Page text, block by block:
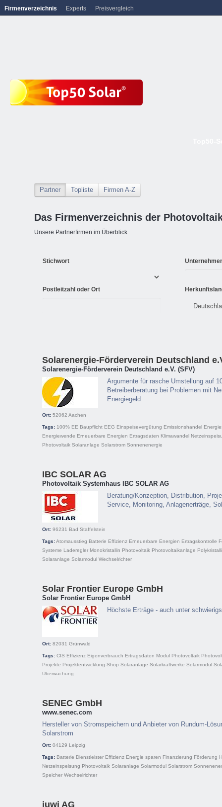
Partner Topliste Firmen A-Z
Das Firmenverzeichnis der
Unsere Partnerfirmen im Überblick
Stichwort
Postleitzahl oder Ort
Solarenergie-Förderverein Deutschland
Solarenergie-Förderverein Deutschland e.V. (SFV)
Argumente für rasche Umstellung auf
Betreiberberatung bei Problemen mit
Energiegeld
Ort: 52062 Aachen
Tags: 100% EE Baupflicht EEG Einspeisevergütung Emissionshandel
Energiewende Erneuerbare Energien Ertragsdaten Klimawandel
Photovoltaik Solaranlage Solarstrom Sonnenenergie
IBC SOLAR AG
Photovoltaik Systemhaus IBC SOLAR AG
Beratung/Konzeption, Distribution,
Service, Monitoring, Anlagenerträge,
Ort: 96231 Bad Staffelstein
Tags:Atomausstieg Batterie Effizienz Erneuerbare Energien Ertragskontrolle
Systeme Laderegler Monokristallin Photovoltaik Photovoltaikanlage
Solaranlage Solarmodul Wechselrichter
Solar Frontier Europe GmbH
Solar Frontier Europe GmbH
Höchste Erträge - auch unter
Ort: 82031 Grünwald
Tags: CIS Effizienz Eigenverbrauch Ertragsdaten Modul Photovoltaik
Projekte Projektentwicklung Shop Solaranlage Solarkraftwerke Solarmodul
Überwachung
SENEC GmbH
www.senec.com
Hersteller von Stromspeichern und Anbieter von Rundum-
Solarstrom
Ort: 04129 Leipzig
Tags: Batterie Dienstleister Effizienz Energie sparen Finanzierung Förderung
Netzeinspeisung Photovoltaik Solaranlage Solarmodul Solarstrom
Speicher Wechselrichter
juwi AG
Firmenverzeichnis Experts Preisvergleich